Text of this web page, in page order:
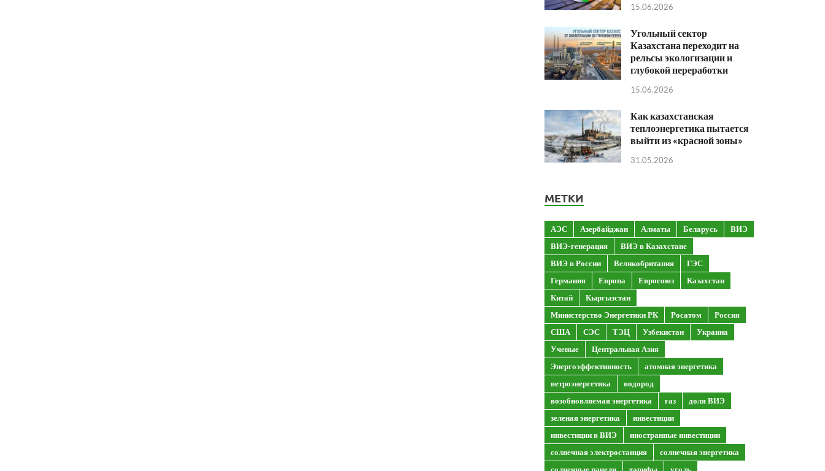
15.06.2026
Угольный сектор
Казахстана переходит на
рельсы экологизации и
глубокой переработки
15.06.2026
Как казахстанская
теплоэнергетика пытается
выйти из «красной зоны»
31.05.2026
МЕТКИ
АЭС Азербайджан Алматы Беларусь
ВИЭ
ВИЭ-генерация
ВИЭ в Казахстане
ВИЭ в России
Великобритания
ГЭС
Германия
Европа Евросоюз
Казахстан
Китай
Кыргызстан
Министерство Энергетики РК
Росатом
Россия
США
СЭС ТЭЦ Узбекистан
Украина
Ученые
Центральная Азия
Энергоэффективность
атомная энергетика
ветроэнергетика
водород
возобновляемая энергетика
газ
доля ВИЭ
зеленая энергетика
инвестиции
инвестиции в ВИЭ
иностранные инвестиции
солнечная электростанция
солнечная энергетика
солнечные панели
тарифы уголь